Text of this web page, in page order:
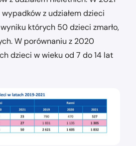
wypadków z udziałem dzieci
których 50 dzieci zmarło,
W porównaniu z 2020
dzieci w wieku od 7 do 14 lat